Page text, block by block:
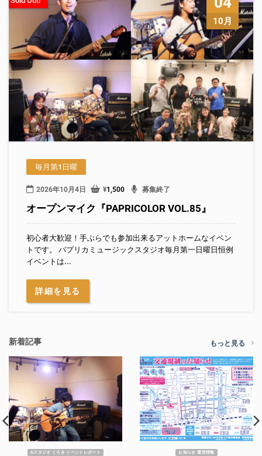
10月
毎月第1日曜
2026年10月4日 ¥1,500 募集終了
オープンマイク『PAPRICOLOR VOL.85』
初心者大歓迎！手ぶらでも参加出来るアットホームなイベン
トです。 パプリカミュージックスタジオ毎月第一日曜日恒例
イベントは...
詳細を見る
新着記事 もっと見る
Aスタジオ くろき イベントレポート お知らせ 運営情報